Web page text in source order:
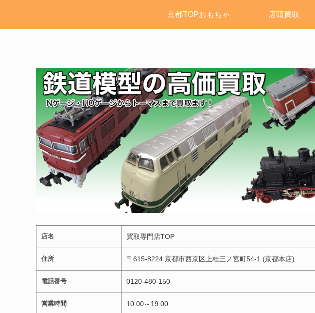
京都TOPおもちゃ 店頭買取
店名 買取専門店TOP
住所 〒615-8224 京都市西京区上桂三ノ宮町54-1 (京都本店)
電話番号 0120-480-150
営業時間 10:00～19:00